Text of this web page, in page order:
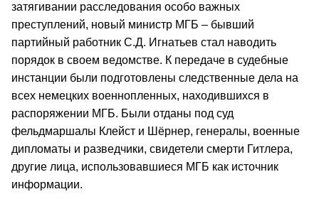
затягивании расследования особо важных
преступлений, новый министр МГБ – бывший
партийный работник С.Д. Игнатьев стал наводить
порядок в своем ведомстве. К передаче в судебные
инстанции были подготовлены следственные дела на
всех немецких военнопленных, находившихся в
распоряжении МГБ. Были отданы под суд
фельдмаршалы Клейст и Шёрнер, генералы, военные
дипломаты и разведчики, свидетели смерти Гитлера,
другие лица, использовавшиеся МГБ как источник
информации.